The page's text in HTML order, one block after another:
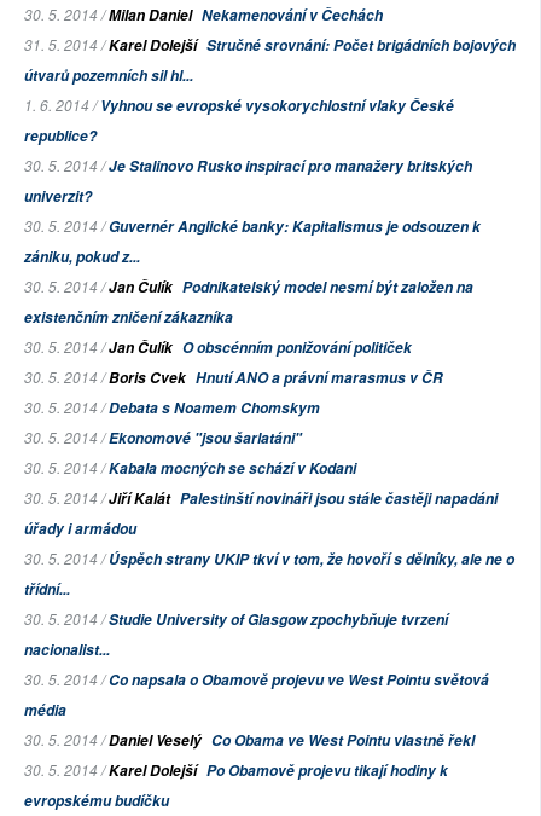
30. 5. 2014 /Milan Daniel Nekamenování v Čechách
31. 5. 2014 /Karel Dolejší Stručné srovnání: Počet brigádních bojových
útvarů pozemních sil hl...
1. 6. 2014 /Vyhnou se evropské vysokorychlostní vlaky České
republice?
30. 5. 2014 /Je Stalinovo Rusko inspirací pro manažery britských
univerzit?
30. 5. 2014 /Guvernér Anglické banky: Kapitalismus je odsouzen k
zániku, pokud z...
30. 5. 2014 /Jan Čulík Podnikatelský model nesmí být založen na
existenčním zničení zákazníka
30. 5. 2014 /Jan Čulík O obscénním ponižování političek
30. 5. 2014 /Boris Cvek Hnutí ANO a právní marasmus v ČR
30. 5. 2014 /Debata s Noamem Chomskym
30. 5. 2014 /Ekonomové "jsou šarlatáni"
30. 5. 2014 /Kabala mocných se schází v Kodani
30. 5. 2014 /Jiří Kalát Palestinští novináři jsou stále častěji napadáni
úřady i armádou
30. 5. 2014 /Úspěch strany UKIP tkví v tom, že hovoří s dělníky, ale ne o
třídní...
30. 5. 2014 /Studie University of Glasgowzpochybňuje tvrzení
nacionalist...
30. 5. 2014 /Co napsala o Obamově projevu ve West Pointu světová
média
30. 5. 2014 /Daniel Veselý Co Obama ve West Pointu vlastně řekl
30. 5. 2014 /Karel Dolejší Po Obamově projevu tikají hodiny k
evropskému budíčku